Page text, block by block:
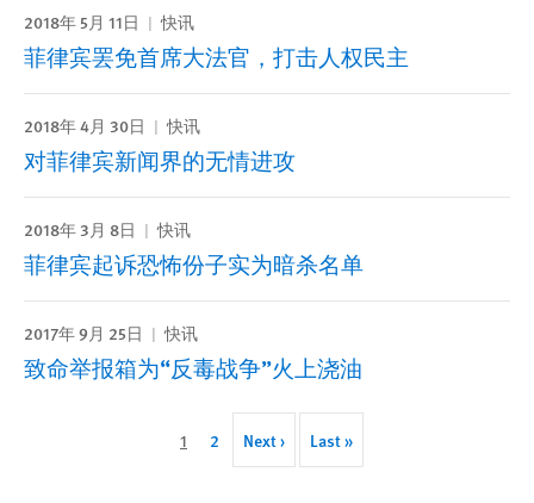
2018年 5月 11日 快讯
菲律宾罢免首席大法官，打击人权民主
2018年 4月 30日 快讯
对菲律宾新闻界的无情进攻
2018年 3月 8日 快讯
菲律宾起诉恐怖份子实为暗杀名单
2017年 9月 25日 快讯
致命举报箱为“反毒战争”火上浇油
Current
1 Page
2
Next
page
Next ›
Last
page
Last »